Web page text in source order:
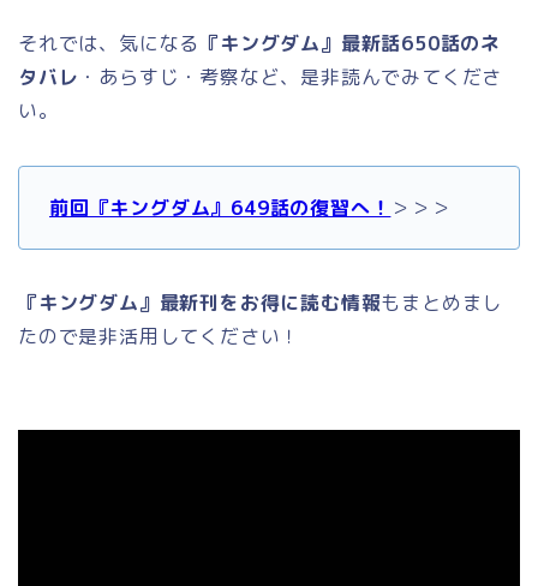
それでは、気になる 『キングダム』最新話650話のネ
タバレ ・あらすじ・考察など、是非読んでみてくださ
い。
前回『キングダム』649話の復習へ！ ＞＞＞
『キングダム』最新刊をお得に読む情報もまとめまし
たので是非活用してください！